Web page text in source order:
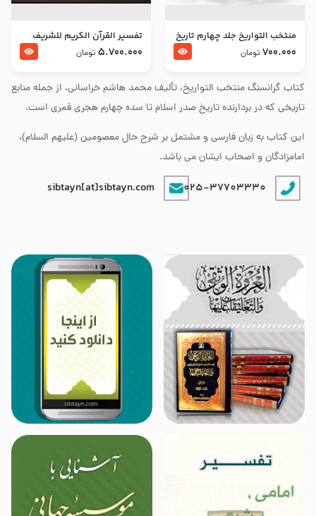
کتاب گرانسنگ منتخب التواريخ، تألیف محمد هاشم خراسانی، از جمله منابع
تاریخی که در بردارنده تاریخ صدر اسلام تا سده چهارم هجری قمری است.
این کتاب به زبان فارسی و مشتمل بر شرح حال معصومین (علیهم السلام)،
امامزادگان و اصحاب ایشان می باشد.
025-37703330
sibtayn[at]sibtayn.com
منتخب التواریخ جلد چهارم تاریخ
امام زین العابدین و امام محمد
700.000 تومان
تفسير القرآن الكريم للشريف
المرتضي قدس سرّه
5.700.000 تومان